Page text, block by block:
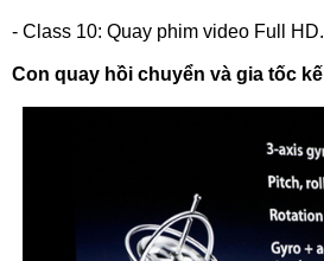
- Class 10: Quay phim video Full HD.
Con quay hồi chuyển và gia tốc kế